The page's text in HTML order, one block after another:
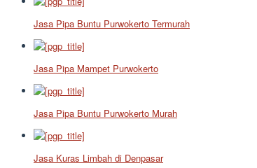
Jasa Pipa Buntu Purwokerto Termurah
Jasa Pipa Mampet Purwokerto
Jasa Pipa Buntu Purwokerto Murah
Jasa Kuras Limbah di Denpasar